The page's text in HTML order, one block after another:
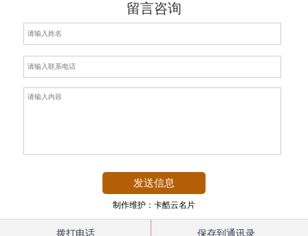
留言咨询
制作维护：卡酷云名片
拨打电话 保存到通讯录